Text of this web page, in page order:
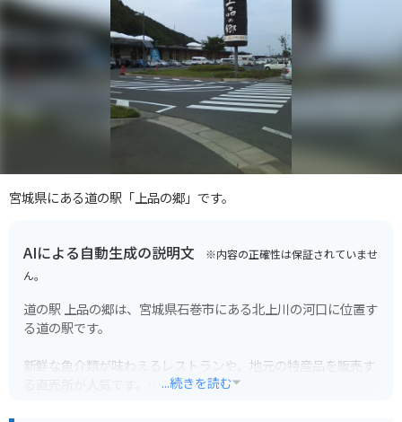
宮城県にある道の駅「上品の郷」です。
AIによる自動生成の説明文 ※内容の正確性は保証されていませ
ん。
道の駅 上品の郷は、宮城県石巻市にある北上川の河口に位置す
る道の駅です。
新鮮な魚介類が味わえるレストランや、地元の特産品を販売す
...続きを読む